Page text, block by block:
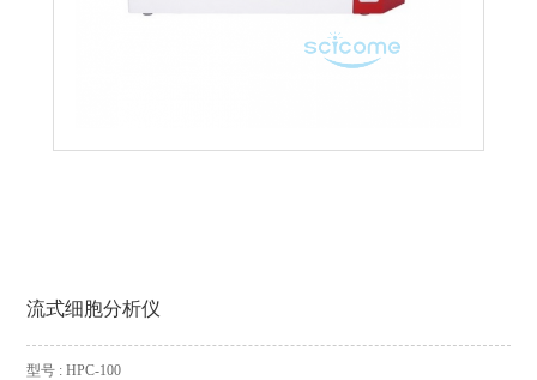
流式细胞分析仪
型号 : HPC-100